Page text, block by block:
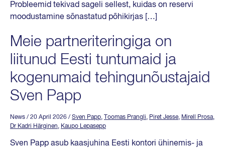
Probleemid tekivad sageli sellest, kuidas on reservi
moodustamine sõnastatud põhikirjas […]
Meie partneriteringiga on
liitunud Eesti tuntumaid ja
kogenumaid tehingunõustajaid
Sven Papp
News / 20 April 2026 / Sven Papp, Toomas Prangli, Piret Jesse, Mirell Prosa,
Dr Kadri Härginen, Kaupo Lepasepp
Sven Papp asub kaasjuhina Eesti kontori ühinemis- ja